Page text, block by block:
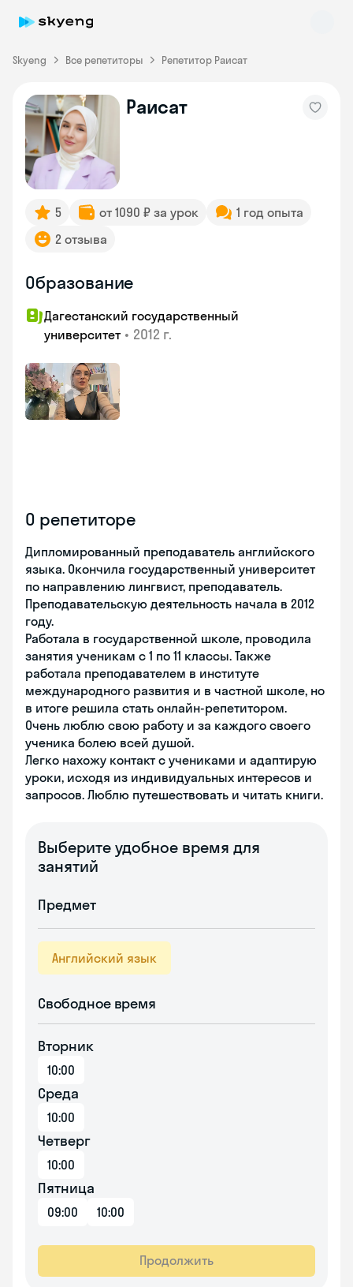
Skyeng Все репетиторы Репетитор Раисат
Раисат
5 от 1090 ₽ за урок
1 год опыта
2 отзыва
Образование
Дагестанский государственный
университет • 2012 г.
О репетиторе
Дипломированный преподаватель английского
языка. Окончила государственный университет
по направлению лингвист, преподаватель.
Преподавательскую деятельность начала в 2012
году.
Работала в государственной школе, проводила
занятия ученикам с 1 по 11 классы. Также
работала преподавателем в институте
международного развития и в частной школе, но
в итоге решила стать онлайн-репетитором.
Очень люблю свою работу и за каждого своего
ученика болею всей душой.
Легко нахожу контакт с учениками и адаптирую
уроки, исходя из индивидуальных интересов и
запросов. Люблю путешествовать и читать книги.
Выберите удобное время для
занятий
Предмет
Английский язык
Свободное время
Вторник
10:00
Среда
10:00
Четверг
10:00
Пятница
09:00 10:00
Продолжить
Skyeng Chat
online